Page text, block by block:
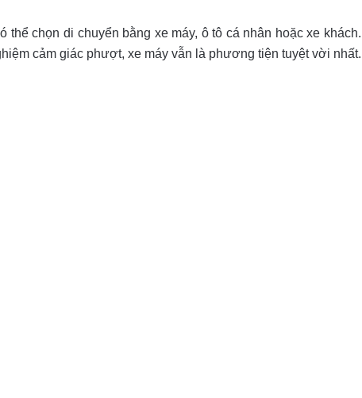
thể chọn di chuyển bằng xe máy, ô tô cá nhân hoặc xe khách.
cảm giác phượt, xe máy vẫn là phương tiện tuyệt vời nhất.